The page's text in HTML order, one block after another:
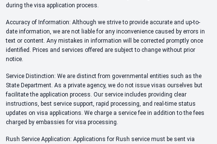
during the visa application process.
Accuracy of Information: Although we strive to provide accurate and up-to-
date information, we are not liable for any inconvenience caused by errors in
text or content. Any mistakes in information will be corrected promptly once
identified. Prices and services offered are subject to change without prior
notice.
Service Distinction: We are distinct from governmental entities such as the
State Department. As a private agency, we do not issue visas ourselves but
facilitate the application process. Our service includes providing clear
instructions, best service support, rapid processing, and real-time status
updates on visa applications. We charge a service fee in addition to the fees
charged by embassies for visa processing.
Rush Service Application: Applications for Rush service must be sent via